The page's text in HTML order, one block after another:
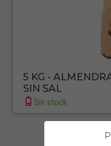
5 KG -
SIN SAL
Sin stock